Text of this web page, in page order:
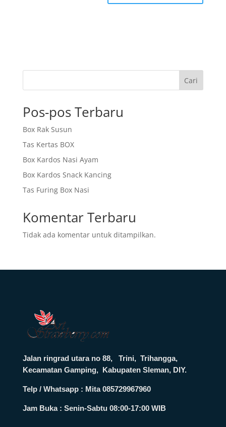
Cari
Pos-pos Terbaru
Box Rak Susun
Tas Kertas BOX
Box Kardos Nasi Ayam
Box Kardos Snack Kancing
Tas Furing Box Nasi
Komentar Terbaru
Tidak ada komentar untuk ditampilkan.
Jalan ringrad utara no 88, Trini, Trihangga,
Kecamatan Gamping, Kabupaten Sleman, DIY.
Telp / Whatsapp : Mita 085729967960
Jam Buka : Senin-Sabtu 08:00-17:00 WIB